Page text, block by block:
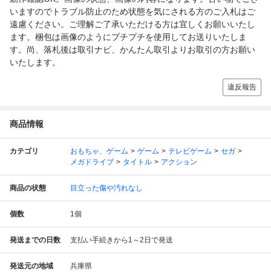
いますのでトラブル防止のため状態を気にされる方のご入札はご
遠慮ください。ご理解ご了承いただける方は宜しくお願いいたし
ます。梱包は画像のようにプチプチを使用してお送りいたしま
す。尚、落札後は取引ナビ、かんたん取引よりお取引の方お願い
いたします。
違反報告
商品情報
カテゴリ おもちゃ、ゲーム ゲーム テレビゲーム
セガ
メガドライブ
タイトル アクション
商品の状態 目立った傷や汚れなし
個数 1個
発送までの日数 支払い手続きから1～2日で発送
発送元の地域 兵庫県